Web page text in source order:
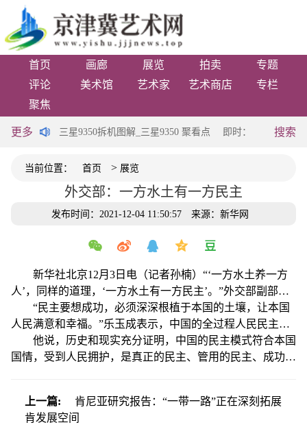
首页 画廊 展览 拍卖
专题
评论
美术馆 艺术家 艺术商店
专栏
聚焦
更多
火种留存 三星9350拆机图解_三星9350 聚看点 即时：光缆拉扯致
搜索
当前位置： 首页 > 展览
外交部：一方水土有一方民主
发布时间：2021-12-04 11:50:57 来源：新华网
新华社北京12月3日电（记者孙楠）“‘一方水土养一方
人’，同样的道理，‘一方水土有一方民主’。”外交部副部长
乐玉成2日在出席“临甲7号沙龙——中外学者谈民主”高端对
话会时指出，中国人常说“十里不同音，百里不同俗”，更不
用说世界各国千差万别、多姿多彩了。
“民主要想成功，必须深深根植于本国的土壤，让本国
人民满意和幸福。”乐玉成表示，中国的全过程人民民主，
不是少数人、利益集团的民主，而是多数人、全体人民的民
主；不是搞“花架子”、形式上的民主，而是真正让老百姓得
条参与的民主。
他说，历史和现实充分证明，中国的民主模式符合本国
国情，受到人民拥护，是真正的民主、管用的民主、成功的
上一篇:
肯尼亚研究报告：“一带一路”正在深刻拓展
肯发展空间